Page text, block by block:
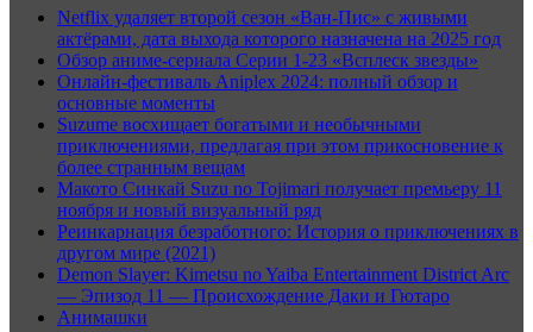
Netflix удаляет второй сезон «Ван-Пис» с живыми
актёрами, дата выхода которого назначена на 2025 год
Обзор аниме-сериала Серии 1-23 «Всплеск звезды»
Онлайн-фестиваль Aniplex 2024: полный обзор и
основные моменты
Suzume восхищает богатыми и необычными
приключениями, предлагая при этом прикосновение к
более странным вещам
Макото Синкай Suzu no Tojimari получает премьеру 11
ноября и новый визуальный ряд
Реинкарнация безработного: История о приключениях в
другом мире (2021)
Demon Slayer: Kimetsu no Yaiba Entertainment District Arc
— Эпизод 11 — Происхождение Даки и Гютаро
Анимашки